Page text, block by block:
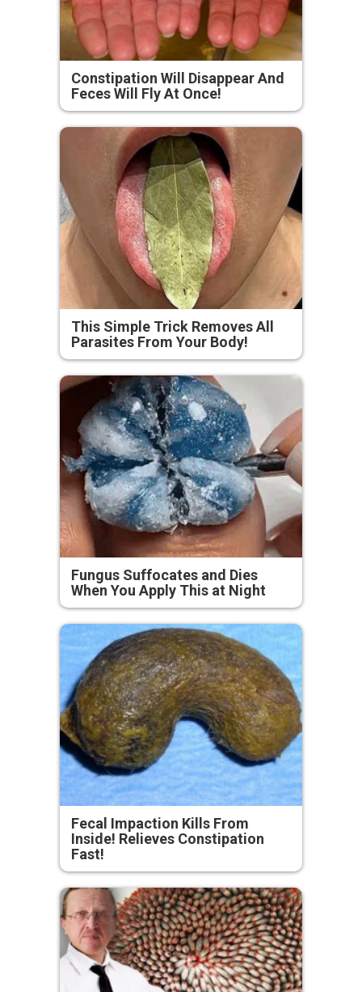
Constipation Will Disappear And
Feces Will Fly At Once!
This Simple Trick Removes All
Parasites From Your Body!
Fungus Suffocates and Dies
When You Apply This at Night
Fecal Impaction Kills From
Inside! Relieves Constipation
Fast!